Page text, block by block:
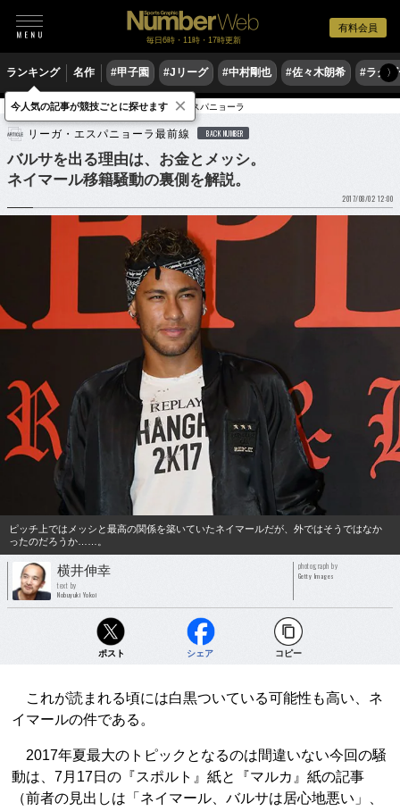
有料会員
毎日6時・11時・17時更新
ランキング 名作 #甲子園 #Jリーグ #中村剛也 #佐々木朗希 #ラグ〉
サッカー 海外サッカー リーガ・エスパニョーラ
リーガ・エスパニョーラ最前線 BACK NUMBER
バルサを出る理由は、お金とメッシ。
ネイマール移籍騒動の裏側を解説。
2017/08/02 12:00
ピッチ上ではメッシと最高の関係を築いていたネイマールだが、外ではそうではなか
ったのだろうか……。
横井伸幸
text by
Nobuyuki Yokoi
photograph by
Getty Images
ポスト シェア コピー
これが読まれる頃には白黒ついている可能性も高い、ネ
イマールの件である。
2017年夏最大のトピックとなるのは間違いない今回の騒
動は、7月17日の『スポルト』紙と『マルカ』紙の記事
（前者の見出しは「ネイマール、バルサは居心地悪い」、
今人気の記事が競技ごとに探せます ×